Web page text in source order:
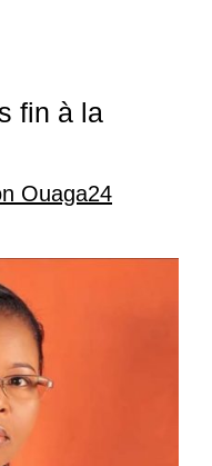
fin à la
Ouaga24